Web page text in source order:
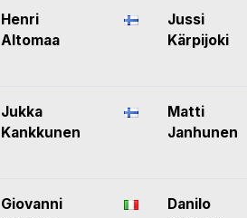
Henri
Altomaa
Jussi
Kärpijoki
Jukka
Kankkunen
Matti
Janhunen
Giovanni
Danilo